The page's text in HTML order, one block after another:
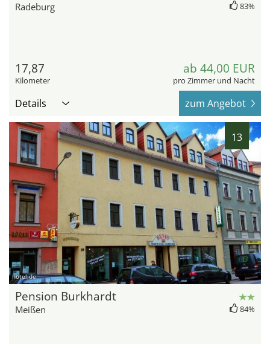
Radeburg 83%
17,87
Kilometer
ab 44,00 EUR
pro Zimmer und Nacht
Details zum Angebot
13
hotel.de
Pension Burkhardt
Meißen 84%